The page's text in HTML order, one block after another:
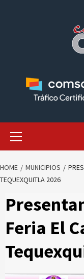
HOME MUNICIPIOS
TEQUEXQUITLA 2026
Feria El